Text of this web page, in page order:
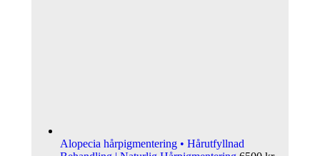
Alopecia hårpigmentering • Hårutfyllnad